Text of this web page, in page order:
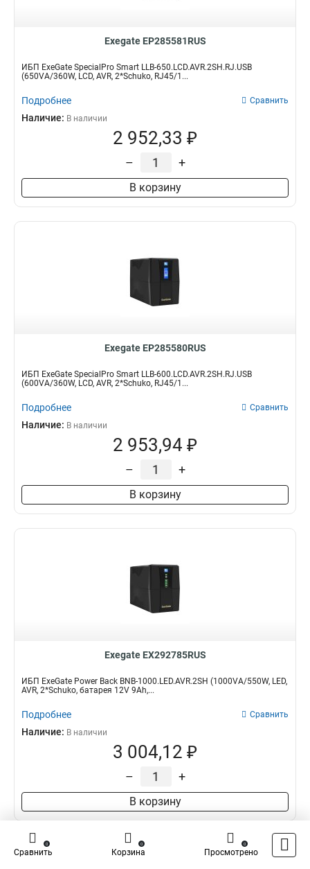
Exegate EP285581RUS
ИБП ExeGate SpecialPro Smart LLB-650.LCD.AVR.2SH.RJ.USB
(650VA/360W, LCD, AVR, 2*Schuko, RJ45/1...
Подробнее Сравнить
Наличие: В наличии
2 952,33 ₽
– +
В корзину
Exegate EP285580RUS
ИБП ExeGate SpecialPro Smart LLB-600.LCD.AVR.2SH.RJ.USB
(600VA/360W, LCD, AVR, 2*Schuko, RJ45/1...
Подробнее Сравнить
Наличие: В наличии
2 953,94 ₽
– +
В корзину
Exegate EX292785RUS
ИБП ExeGate Power Back BNB-1000.LED.AVR.2SH (1000VA/550W, LED,
AVR, 2*Schuko, батарея 12V 9Ah,...
Подробнее Сравнить
Наличие: В наличии
3 004,12 ₽
– +
В корзину
Сравнить
0
Корзина
0
Просмотрено
0